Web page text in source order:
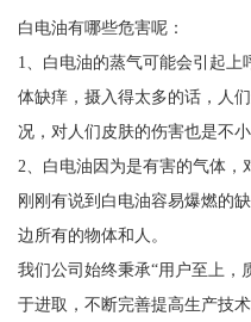
白电油有哪些危害呢：
1、白电油的蒸气可能会引起上
体缺痒，摄入得太多的话，人
况，对人们皮肤的伤害也是不小
2、白电油因为是有害的气体，
刚刚有说到白电油容易爆燃的
边所有的物体和人。
我们公司始终秉承“用户至上，
于进取，不断完善提高生产技